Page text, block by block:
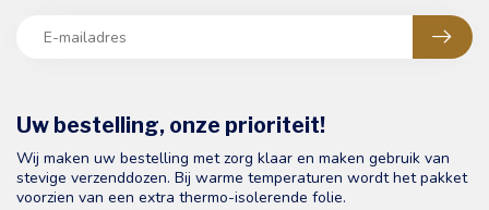
Uw bestelling, onze prioriteit!
Wij maken uw bestelling met zorg klaar en maken gebruik van
stevige verzenddozen. Bij warme temperaturen wordt het pakket
voorzien van een extra thermo-isolerende folie.